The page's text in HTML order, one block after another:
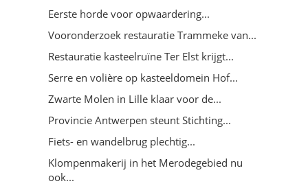
Eerste horde voor opwaardering...
Vooronderzoek restauratie Trammeke van...
Restauratie kasteelruïne Ter Elst krijgt...
Serre en volière op kasteeldomein Hof...
Zwarte Molen in Lille klaar voor de...
Provincie Antwerpen steunt Stichting...
Fiets- en wandelbrug plechtig...
Klompenmakerij in het Merodegebied nu
ook...